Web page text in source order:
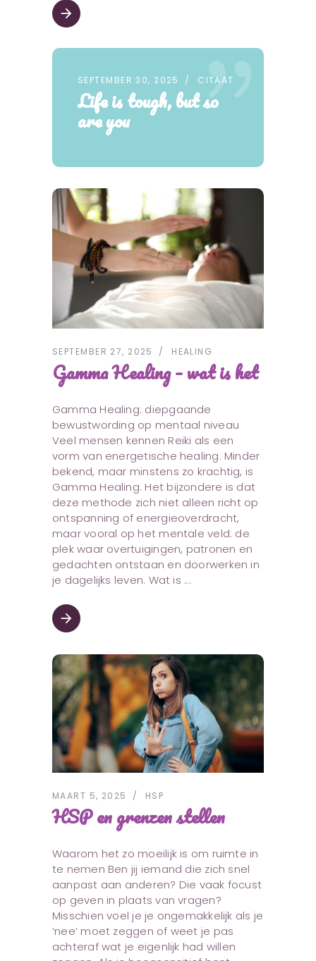
arrow_forward
SEPTEMBER 30, 2025 CITAAT
Life is tough, but so
are you
SEPTEMBER 27, 2025 HEALING
Gamma Healing – wat is het
Gamma Healing: diepgaande
bewustwording op mentaal niveau
Veel mensen kennen Reiki als een
vorm van energetische healing. Minder
bekend, maar minstens zo krachtig, is
Gamma Healing. Het bijzondere is dat
deze methode zich niet alleen richt op
ontspanning of energieoverdracht,
maar vooral op het mentale veld: de
plek waar overtuigingen, patronen en
gedachten ontstaan en doorwerken in
je dagelijks leven. Wat is
arrow_forward
MAART 5, 2025 HSP
HSP en grenzen stellen
Waarom het zo moeilijk is om ruimte in
te nemen Ben jij iemand die zich snel
aanpast aan anderen? Die vaak focust
op geven in plaats van vragen?
Misschien voel je je ongemakkelijk als je
‘nee’ moet zeggen of weet je pas
achteraf wat je eigenlijk had willen